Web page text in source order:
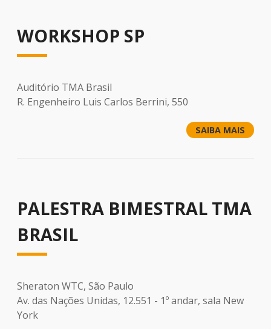
WORKSHOP SP
Auditório TMA Brasil
R. Engenheiro Luis Carlos Berrini, 550
SAIBA MAIS
PALESTRA BIMESTRAL TMA
BRASIL
Sheraton WTC, São Paulo
Av. das Nações Unidas, 12.551 - 1º andar, sala New
York